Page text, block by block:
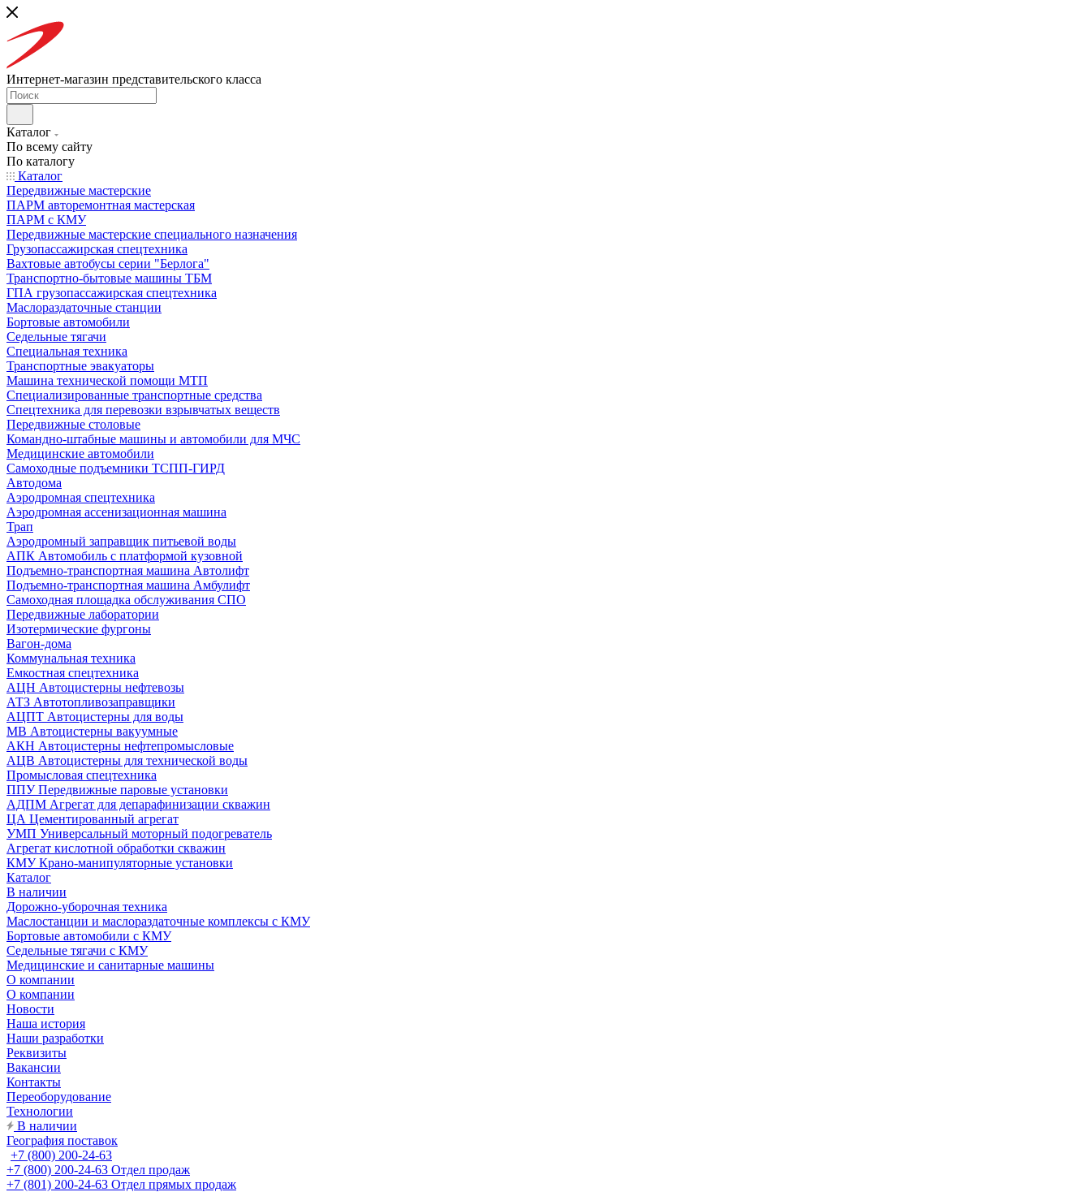
Интернет-магазин представительского класса
Каталог
По всему сайту
По каталогу
Каталог
Передвижные мастерские
ПАРМ авторемонтная мастерская
ПАРМ с КМУ
Передвижные мастерские специального назначения
Грузопассажирская спецтехника
Вахтовые автобусы серии "Берлога"
Транспортно-бытовые машины ТБМ
ГПА грузопассажирская спецтехника
Маслораздаточные станции
Бортовые автомобили
Седельные тягачи
Специальная техника
Транспортные эвакуаторы
Машина технической помощи МТП
Специализированные транспортные средства
Спецтехника для перевозки взрывчатых веществ
Передвижные столовые
Командно-штабные машины и автомобили для МЧС
Медицинские автомобили
Самоходные подъемники ТСПП-ГИРД
Автодома
Аэродромная спецтехника
Аэродромная ассенизационная машина
Трап
Аэродромный заправщик питьевой воды
АПК Автомобиль с платформой кузовной
Подъемно-транспортная машина Автолифт
Подъемно-транспортная машина Амбулифт
Самоходная площадка обслуживания СПО
Передвижные лаборатории
Изотермические фургоны
Вагон-дома
Коммунальная техника
Емкостная спецтехника
АЦН Автоцистерны нефтевозы
АТЗ Автотопливозаправщики
АЦПТ Автоцистерны для воды
МВ Автоцистерны вакуумные
АКН Автоцистерны нефтепромысловые
АЦВ Автоцистерны для технической воды
Промысловая спецтехника
ППУ Передвижные паровые установки
АДПМ Агрегат для депарафинизации скважин
ЦА Цементированный агрегат
УМП Универсальный моторный подогреватель
Агрегат кислотной обработки скважин
КМУ Крано-манипуляторные установки
Каталог
В наличии
Дорожно-уборочная техника
Маслостанции и маслораздаточные комплексы с КМУ
Бортовые автомобили с КМУ
Седельные тягачи с КМУ
Медицинские и санитарные машины
О компании
О компании
Новости
Наша история
Наши разработки
Реквизиты
Вакансии
Контакты
Переоборудование
Технологии
В наличии
География поставок
+7 (800) 200-24-63
+7 (800) 200-24-63 Отдел продаж
+7 (801) 200-24-63 Отдел прямых продаж